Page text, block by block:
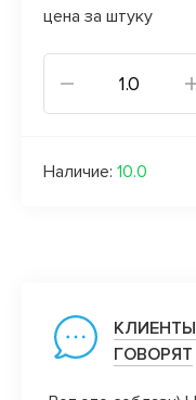
цена за штуку
Наличие: 10.0
КЛИЕНТЫ
ГОВОРЯТ